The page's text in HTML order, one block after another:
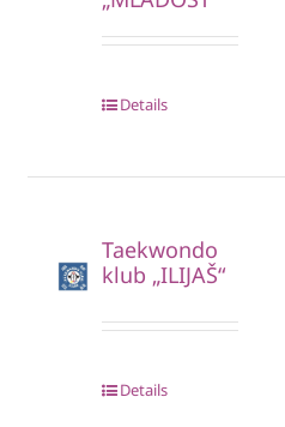
Details
Taekwondo
klub „ILIJAŠ“
Details